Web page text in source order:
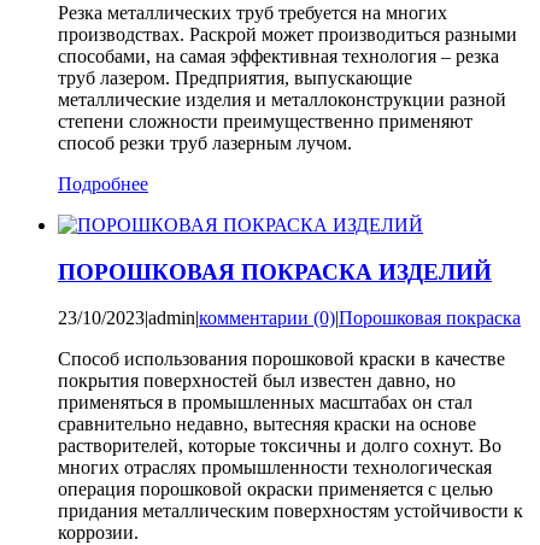
Резка металлических труб требуется на многих
производствах. Раскрой может производиться разными
способами, на самая эффективная технология – резка
труб лазером. Предприятия, выпускающие
металлические изделия и металлоконструкции разной
степени сложности преимущественно применяют
способ резки труб лазерным лучом.
Подробнее
ПОРОШКОВАЯ ПОКРАСКА ИЗДЕЛИЙ
23/10/2023|admin|комментарии (0)|Порошковая покраска
Способ использования порошковой краски в качестве
покрытия поверхностей был известен давно, но
применяться в промышленных масштабах он стал
сравнительно недавно, вытесняя краски на основе
растворителей, которые токсичны и долго сохнут. Во
многих отраслях промышленности технологическая
операция порошковой окраски применяется с целью
придания металлическим поверхностям устойчивости к
коррозии.